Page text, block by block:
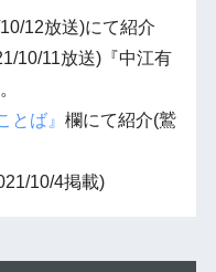
12放送)にて紹介
10/11放送)『中江有
とば』 欄にて紹介(鷲
10/4掲載)